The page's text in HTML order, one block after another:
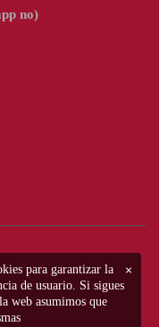
no)
×
para garantizar la
de usuario. Si sigues
web asumimos que